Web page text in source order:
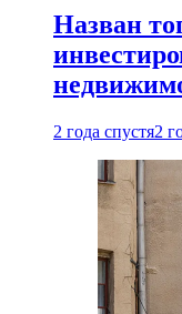
Назван
2 года спустя2